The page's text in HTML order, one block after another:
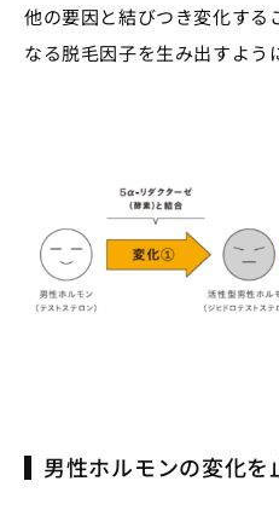
他の要因と結びつき変化する
なる脱毛因子を生み出すよう
男性ホルモンの変化を